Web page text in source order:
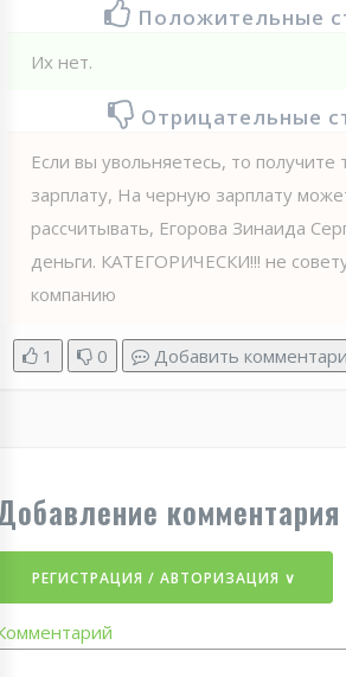
Положительные
Их нет.
Отрицательные
Если вы увольняетесь, то получите
зарплату, На черную зарплату
рассчитывать, Егорова Зинаида
деньги. КАТЕГОРИЧЕСКИ!!! не
компанию
1 0 Добавить
комментария
РЕГИСТРАЦИЯ / АВТОРИЗАЦИЯ ∨